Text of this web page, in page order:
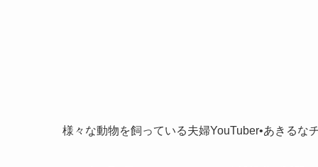
様々な動物を飼っている夫婦YouTuber•あきるな